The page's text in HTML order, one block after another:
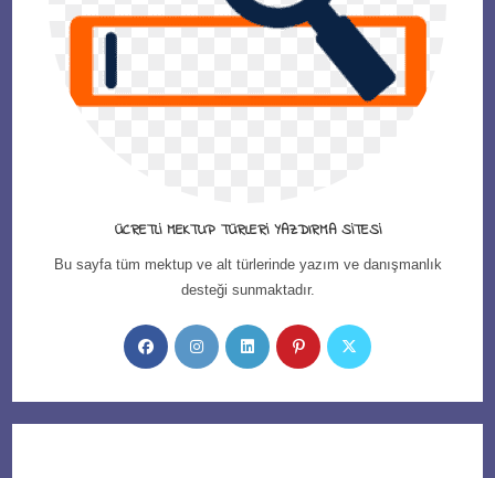
ÜCRETLI MEKTUP TÜRLERI YAZDIRMA SITESI
Bu sayfa tüm mektup ve alt türlerinde yazım ve danışmanlık
desteği sunmaktadır.
Opens
in
new
Opens
in
new
Opens
in
new
Opens
in
new
Opens
new